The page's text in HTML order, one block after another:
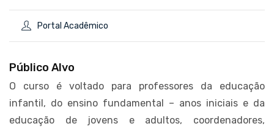
Portal Acadêmico
Público Alvo
O curso é voltado para professores da educação
infantil, do ensino fundamental – anos iniciais e da
educação de jovens e adultos, coordenadores,